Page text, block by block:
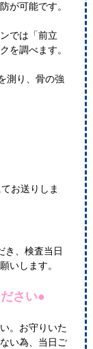
が可能です。
では「前立
を調べます。
測り、骨の強
お送りしま
き、検査当日
いします。
さい●
。お守りいた
い為、当日ご